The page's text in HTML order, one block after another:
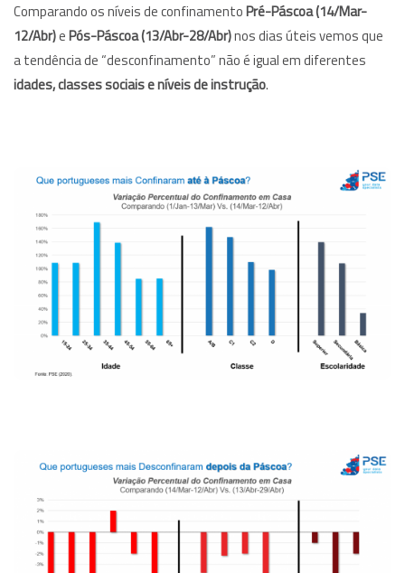
Comparando os níveis de confinamentoPré-Páscoa (14/Mar-
12/Abr)ePós-Páscoa (13/Abr-28/Abr)nos dias úteis vemos que
a tendência de “desconfinamento” não é igual em diferentes
idades, classes sociais e níveis de instrução.